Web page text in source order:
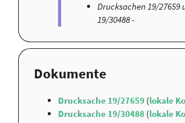
Drucksachen 19/27659
19/30488 -
Dokumente
Drucksache 19/27659 (lokale
Drucksache 19/30488 (lokale